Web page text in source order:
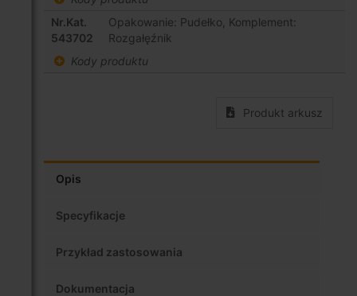
Nr.Kat.
543702
Opakowanie: Pudełko, Komplement:
Rozgałęźnik
Kody produktu
Produkt arkusz
Opis
Specyfikacje
Przykład zastosowania
Dokumentacja